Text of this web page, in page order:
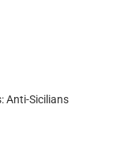
Anti-Sicilians